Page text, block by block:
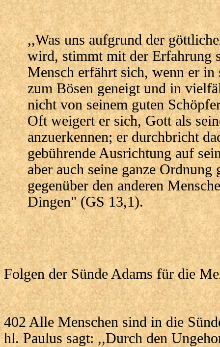
,,Was uns aufgrund der
wird, stimmt mit der Erfahrung
Mensch erfährt sich, wenn er in
zum Bösen geneigt und in
nicht von seinem guten
Oft weigert er sich, Gott als
anzuerkennen; er durchbricht
gebührende Ausrichtung auf
aber auch seine ganze Ordnung
gegenüber den anderen
Dingen" (GS 13,1).
Folgen der Sünde Adams für die
402 Alle Menschen sind in die
hl. Paulus sagt: ,,Durch den